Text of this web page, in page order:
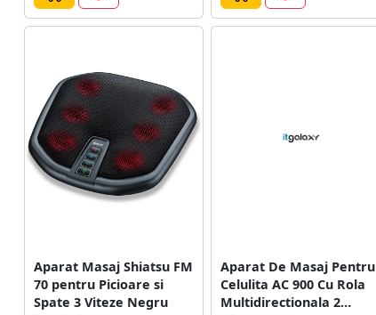
Aparat Masaj Shiatsu FM
70 pentru Picioare si
Spate 3 Viteze Negru
Aparat De Masaj Pentru
Celulita AC 900 Cu Rola
Multidirectionala 2